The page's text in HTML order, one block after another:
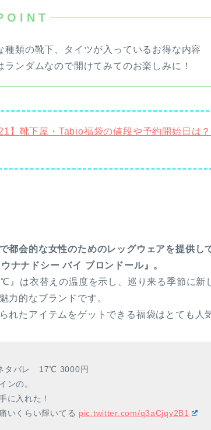
種類の靴下、タイツが入っているお得な内容
ランダムなので開けてみてのお楽しみに！
】靴下屋・Tabio福袋の値段や予約開始日は
で都会的な女性のためのレッグウェアを提供
ナナドシー バイ ブロンドール』。
』は衣替えの温度を示し、巡り来る季節に新
力的なブランドです。
れたアイテムをゲットできる福袋はとても人
タバレ 17℃ 3000円
ンの。
に入れた！
いくらい輝いてる pic.twitter.com/q3aCjqv2B1